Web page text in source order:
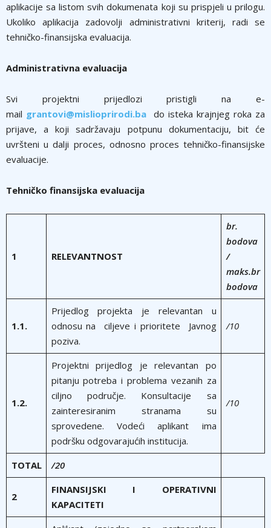
aplikacije sa listom svih dokumenata koji su prispjeli u prilogu.
Ukoliko aplikacija zadovolji administrativni kriterij, radi se
tehničko-finansijska evaluacija.
Administrativna evaluacija
Svi projektni prijedlozi pristigli na e-
mail grantovi@mislioprirodi.ba do isteka krajnjeg roka za
prijave, a koji sadržavaju potpunu dokumentaciju, bit će
uvršteni u dalji proces, odnosno proces tehničko-finansijske
evaluacije.
Tehničko finansijska evaluacija
1 RELEVANTNOST
br.
bodova
/
maks.br
bodova
1.1.
Prijedlog projekta je relevantan u
odnosu na ciljeve i prioritete Javnog
poziva.
/10
1.2.
Projektni prijedlog je relevantan po
pitanju potreba i problema vezanih za
ciljno područje. Konsultacije sa
zainteresiranim stranama su
sprovedene. Vodeći aplikant ima
podršku odgovarajućih institucija.
/10
TOTAL /20
2
FINANSIJSKI I OPERATIVNI
KAPACITETI